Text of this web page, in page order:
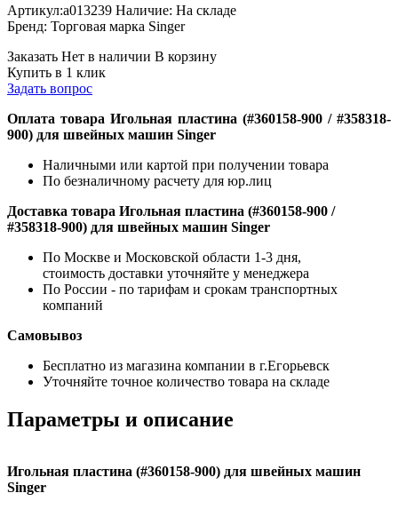
Артикул:a013239 Наличие: На складе
Бренд: Торговая марка Singer
Заказать Нет в наличии В корзину
Купить в 1 клик
Задать вопрос
Оплата товара Игольная пластина (#360158-900 / #358318-
900) для швейных машин Singer
Наличными или картой при получении товара
По безналичному расчету для юр.лиц
Доставка товара Игольная пластина (#360158-900 /
#358318-900) для швейных машин Singer
По Москве и Московской области 1-3 дня,
стоимость доставки уточняйте у менеджера
По России - по тарифам и срокам транспортных
компаний
Самовывоз
Бесплатно из магазина компании в г.Егорьевск
Уточняйте точное количество товара на складе
Параметры и описание
Игольная пластина (#360158-900) для швейных машин
Singer